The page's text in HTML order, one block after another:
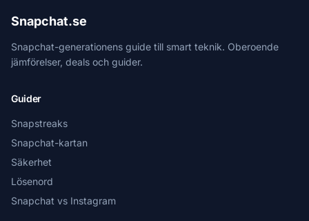
Snapchat.se
Snapchat-generationens guide till smart teknik. Oberoende
jämförelser, deals och guider.
Guider
Snapstreaks
Snapchat-kartan
Säkerhet
Lösenord
Snapchat vs Instagram